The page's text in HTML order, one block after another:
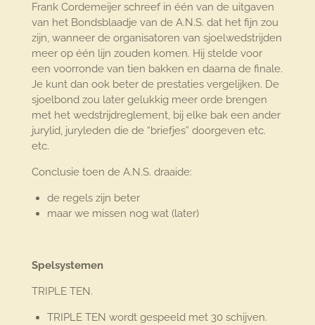
Frank Cordemeijer schreef in één van de uitgaven
van het Bondsblaadje van de A.N.S. dat het fijn zou
zijn, wanneer de organisatoren van sjoelwedstrijden
meer op één lijn zouden komen. Hij stelde voor
een voorronde van tien bakken en daarna de finale.
Je kunt dan ook beter de prestaties vergelijken. De
sjoelbond zou later gelukkig meer orde brengen
met het wedstrijdreglement, bij elke bak een ander
jurylid, juryleden die de “briefjes” doorgeven etc.
etc.
Conclusie toen de A.N.S. draaide:
de regels zijn beter
maar we missen nog wat (later)
Spelsystemen
TRIPLE TEN.
TRIPLE TEN wordt gespeeld met 30 schijven.